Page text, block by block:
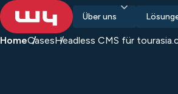
Über uns
HomeCasesHeadless CMS für